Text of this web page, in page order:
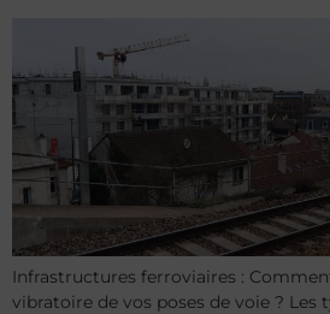
Infrastructures ferroviaires :
vibratoire de vos poses de voie ? Les